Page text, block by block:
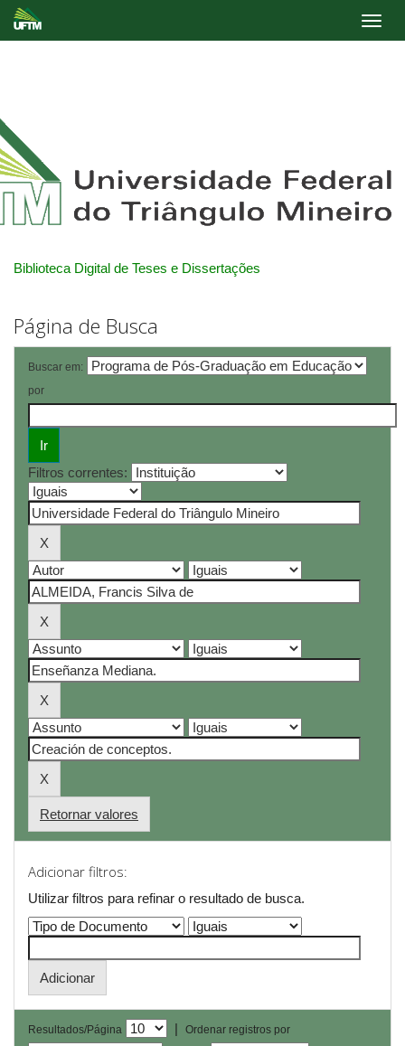
Biblioteca Digital de Teses e Dissertações
Página de Busca
Buscar em:
por
Filtros correntes:
Retornar valores
Adicionar filtros:
Utilizar filtros para refinar o resultado de busca.
Resultados/Página |
Ordenar registros por